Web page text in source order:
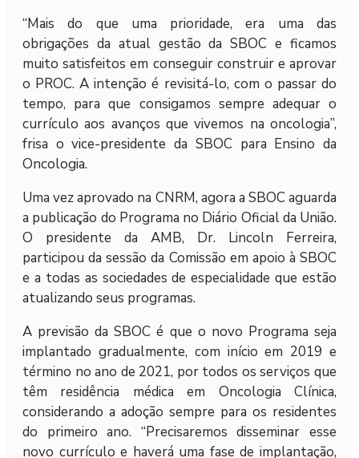
“Mais do que uma prioridade, era uma das
obrigações da atual gestão da SBOC e ficamos
muito satisfeitos em conseguir construir e aprovar
o PROC. A intenção é revisitá-lo, com o passar do
tempo, para que consigamos sempre adequar o
currículo aos avanços que vivemos na oncologia”,
frisa o vice-presidente da SBOC para Ensino da
Oncologia.
Uma vez aprovado na CNRM, agora a SBOC aguarda
a publicação do Programa no Diário Oficial da União.
O presidente da AMB, Dr. Lincoln Ferreira,
participou da sessão da Comissão em apoio à SBOC
e a todas as sociedades de especialidade que estão
atualizando seus programas.
A previsão da SBOC é que o novo Programa seja
implantado gradualmente, com início em 2019 e
término no ano de 2021, por todos os serviços que
têm residência médica em Oncologia Clínica,
considerando a adoção sempre para os residentes
do primeiro ano. “Precisaremos disseminar esse
novo currículo e haverá uma fase de implantação,